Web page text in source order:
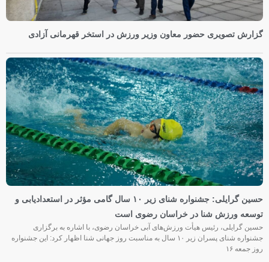
گزارش تصویری حضور معاون وزیر ورزش در استخر قهرمانی آزادی
حسین گرایلی: جشنواره شنای زیر ۱۰ سال گامی مؤثر در استعدادیابی و
توسعه ورزش شنا در خراسان رضوی است
حسین گرایلی، رئیس هیأت ورزش‌های آبی خراسان رضوی، با اشاره به برگزاری
جشنواره شنای پسران زیر ۱۰ سال به مناسبت روز جهانی شنا اظهار کرد: این جشنواره
روز جمعه‌ ۱۶